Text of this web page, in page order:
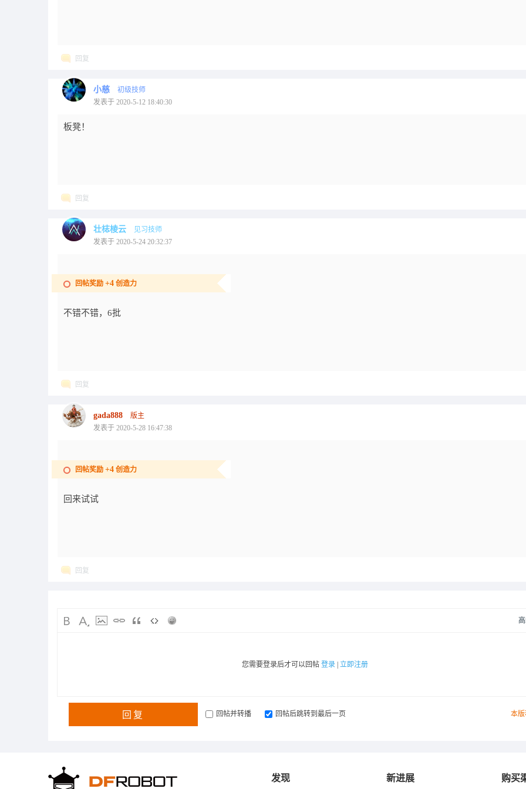
回复
小慈
初级技师
发表于 2020-5-12 18:40:30
板凳！
回复
壮梽棱云
见习技师
发表于 2020-5-24 20:32:37
回帖奖励 +4 创造力
不错不错，6批
回复
gada888
版主
发表于 2020-5-28 16:47:38
回帖奖励 +4 创造力
回来试试
回复
您需要登录后才可以回帖 登录 立即注册
本
回复 回帖并转播 回帖后跳转到最后一页
发现 新进展 购买